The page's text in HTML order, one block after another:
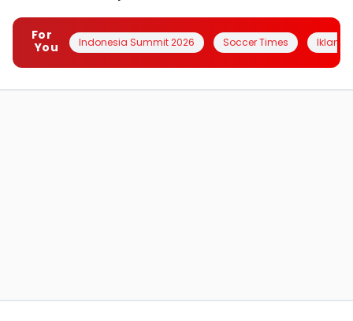
For
You
Indonesia Summit 2026 Soccer Times Iklanin